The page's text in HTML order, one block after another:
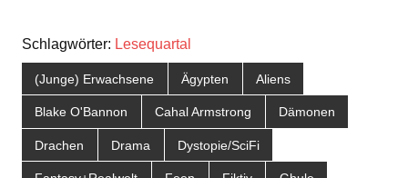
Schlagwörter: Lesequartal
(Junge) Erwachsene Ägypten Aliens
Blake O'Bannon Cahal Armstrong Dämonen
Drachen Drama Dystopie/SciFi